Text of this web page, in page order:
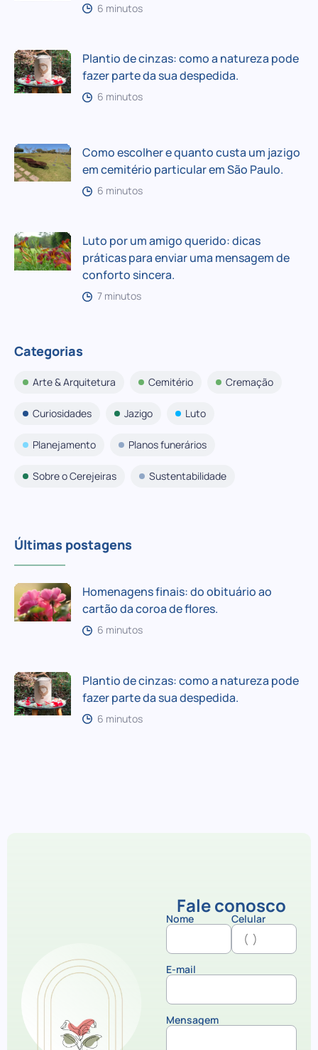
6 minutos
Plantio de cinzas: como a natureza pode
fazer parte da sua despedida.
6 minutos
Como escolher e quanto custa um jazigo
em cemitério particular em São Paulo.
6 minutos
Luto por um amigo querido: dicas
práticas para enviar uma mensagem de
conforto sincera.
7 minutos
Categorias
Arte & Arquitetura Cemitério Cremação
Curiosidades Jazigo Luto
Planejamento Planos funerários
Sobre o Cerejeiras Sustentabilidade
Últimas postagens
Homenagens finais: do obituário ao
cartão da coroa de flores.
6 minutos
Plantio de cinzas: como a natureza pode
fazer parte da sua despedida.
6 minutos
Fale conosco
Nome Celular
E-mail
Mensagem